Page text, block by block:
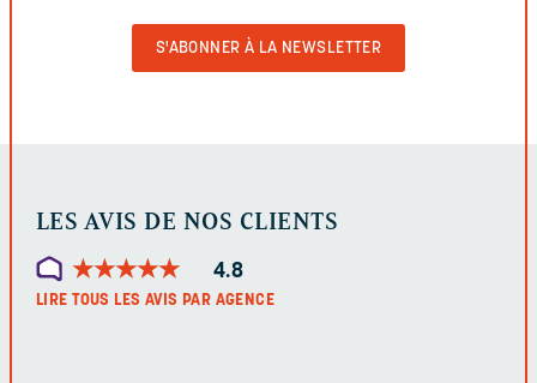
LES AVIS DE NOS CLIENTS
★★★★★
★★★★★ 4.8
LIRE TOUS LES AVIS PAR AGENCE